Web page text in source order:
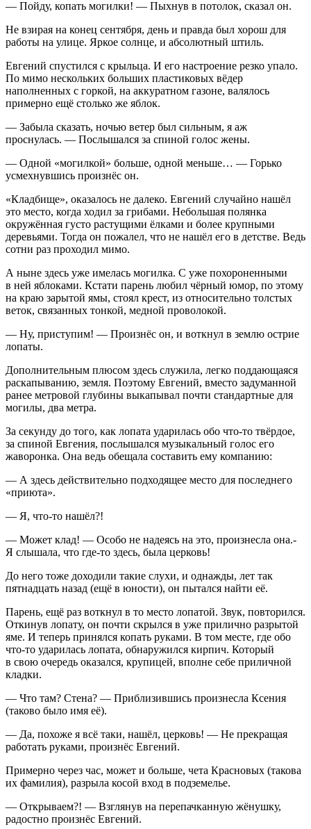
— Пойду, копать могилки! — Пыхнув в потолок, сказал он.
Не взирая на конец сентября, день и правда был хорош для
работы на улице. Яркое солнце, и абсолютный штиль.
Евгений спустился с крыльца. И его настроение резко упало.
По мимо нескольких больших пластиковых вёдер
наполненных с горкой, на аккуратном газоне, валялось
примерно ещё столько же яблок.
— Забыла сказать, ночью ветер был сильным, я аж
проснулась. — Послышался за спиной голос жены.
— Одной «могилкой» больше, одной меньше… — Горько
усмехнувшись произнёс он.
«Кладбище», оказалось не далеко. Евгений случайно нашёл
это место, когда ходил за грибами. Небольшая полянка
окружённая густо растущими ёлками и более крупными
деревьями. Тогда он пожалел, что не нашёл его в детстве. Ведь
сотни раз проходил мимо.
А ныне здесь уже имелась могилка. С уже похороненными
в ней яблоками. Кстати парень любил чёрный юмор, по этому
на краю зарытой ямы, стоял крест, из относительно толстых
веток, связанных тонкой, медной проволокой.
— Ну, приступим! — Произнёс он, и воткнул в землю острие
лопаты.
Дополнительным плюсом здесь служила, легко поддающаяся
раскапыванию, земля. Поэтому Евгений, вместо задуманной
ранее метровой глубины выкапывал почти стандартные для
могилы, два метра.
За секунду до того, как лопата ударилась обо что-то твёрдое,
за спиной Евгения, послышался музыкальный голос его
жаворонка. Она ведь обещала составить ему компанию:
— А здесь действительно подходящее место для последнего
«приюта».
— Я, что-то нашёл?!
— Может клад! — Особо не надеясь на это, произнесла она.-
Я слышала, что где-то здесь, была церковь!
До него тоже доходили такие слухи, и однажды, лет так
пятнадцать назад (ещё в юности), он пытался найти её.
Парень, ещё раз воткнул в то место лопатой. Звук, повторился.
Откинув лопату, он почти скрылся в уже прилично разрытой
яме. И теперь принялся копать руками. В том месте, где обо
что-то ударилась лопата, обнаружился кирпич. Который
в свою очередь оказался, крупицей, вполне себе приличной
кладки.
— Что там? Стена? — Приблизившись произнесла Ксения
(таково было имя её).
— Да, похоже я всё таки, нашёл, церковь! — Не прекращая
работать руками, произнёс Евгений.
Примерно через час, может и больше, чета Красновых (такова
их фамилия), разрыла косой вход в подземелье.
— Открываем?! — Взглянув на перепачканную жёнушку,
радостно произнёс Евгений.